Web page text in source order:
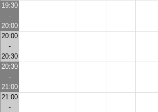
19:30
-
20:00
20:00
-
20:30
20:30
-
21:00
21:00
-